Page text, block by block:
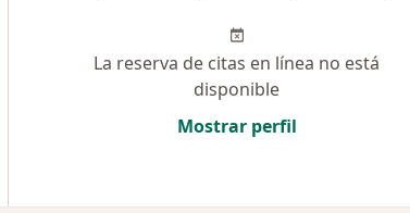
La reserva de citas en línea no está
disponible
Mostrar perfil